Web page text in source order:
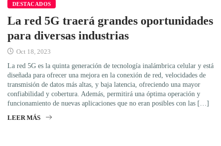
DESTACADOS
La red 5G traerá grandes oportunidades
para diversas industrias
Oct 18, 2023
La red 5G es la quinta generación de tecnología inalámbrica celular y está
diseñada para ofrecer una mejora en la conexión de red, velocidades de
transmisión de datos más altas, y baja latencia, ofreciendo una mayor
confiabilidad y cobertura. Además, permitirá una óptima operación y
funcionamiento de nuevas aplicaciones que no eran posibles con las […]
LEER MÁS